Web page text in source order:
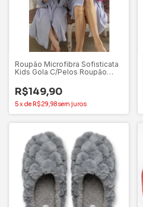
Roupão Microfibra Sofisticata
Kids Gola C/Pelos Roupão
R$149,90
5x de R$29,98sem juros